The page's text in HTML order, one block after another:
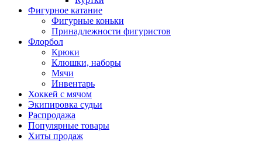
Фигурное катание
Фигурные коньки
Принадлежности фигуристов
Флорбол
Крюки
Клюшки, наборы
Мячи
Инвентарь
Хоккей с мячом
Экипировка судьи
Распродажа
Популярные товары
Хиты продаж